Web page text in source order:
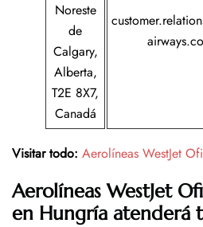
Noreste
de
Calgary,
Alberta,
T2E 8X7,
Canadá
Visitar todo: Aerolíneas WestJet
Aerolíneas WestJet
en Hungría atenderá